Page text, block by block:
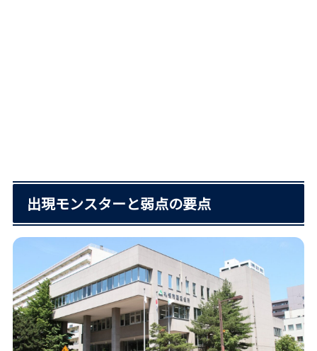
出現モンスターと弱点の要点